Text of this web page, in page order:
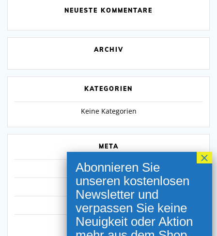
NEUESTE KOMMENTARE
ARCHIV
KATEGORIEN
Keine Kategorien
META
Anmelden
Eintrags-Feed
Kommentar-Feed
WordPress.org